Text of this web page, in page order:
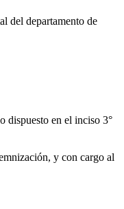
del departamento de
dispuesto en el inciso 3°
y con cargo al